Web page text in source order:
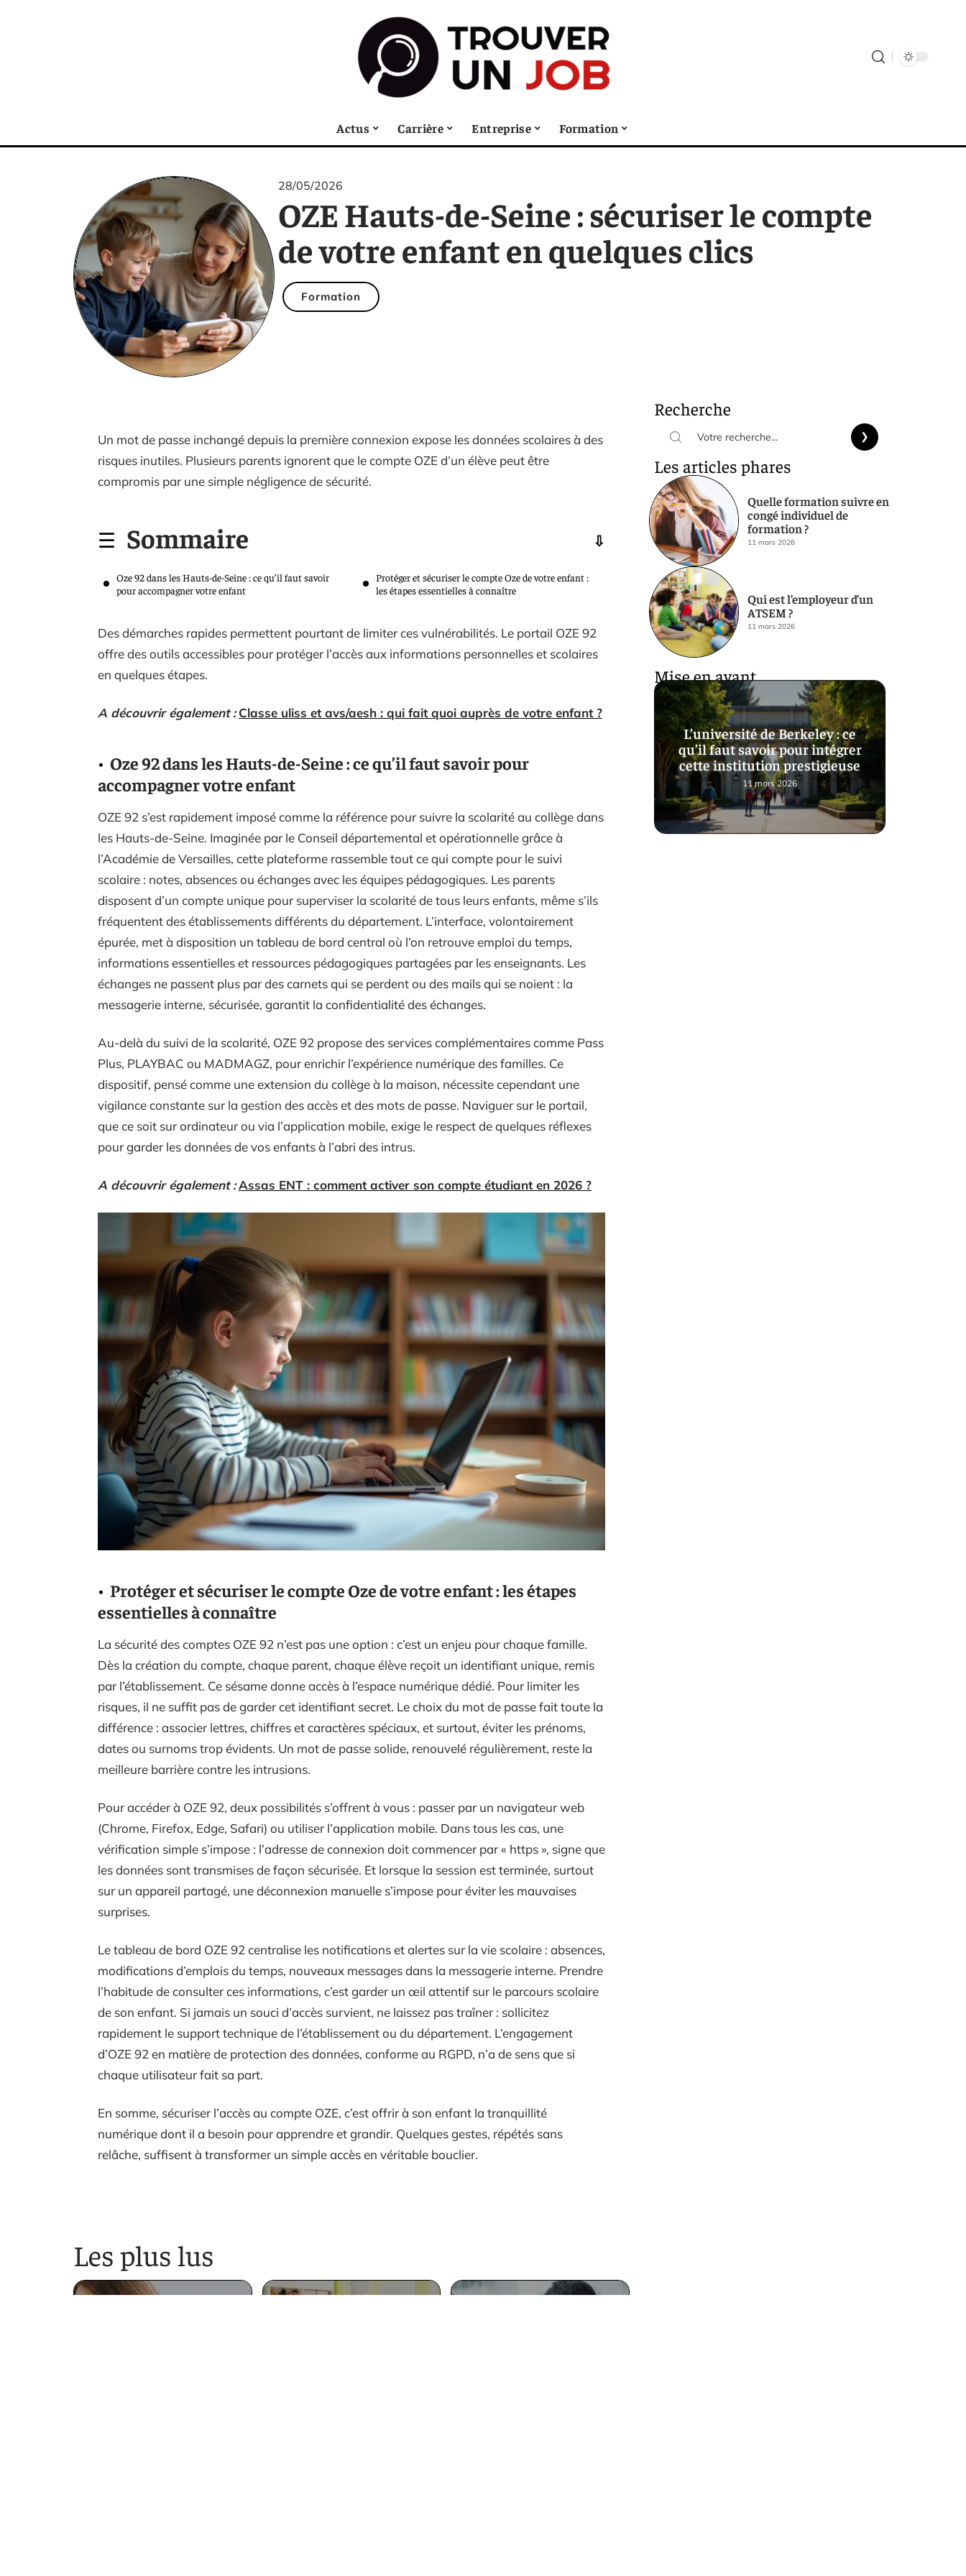
Actus Carrière Entreprise Formation
28/05/2026
OZE Hauts-de-Seine : sécuriser le compte
de votre enfant en quelques clics
Formation
Un mot de passe inchangé depuis la première connexion expose les données scolaires à des
risques inutiles. Plusieurs parents ignorent que le compte OZE d’un élève peut être
compromis par une simple négligence de sécurité.
Sommaire
Oze 92 dans les Hauts-de-Seine : ce qu’il faut savoir
pour accompagner votre enfant
Protéger et sécuriser le compte Oze de votre enfant :
les étapes essentielles à connaître
Des démarches rapides permettent pourtant de limiter ces vulnérabilités. Le portail OZE 92
offre des outils accessibles pour protéger l’accès aux informations personnelles et scolaires
en quelques étapes.
A découvrir également : Classe uliss et avs/aesh : qui fait quoi auprès de votre enfant ?
Oze 92 dans les Hauts-de-Seine : ce qu’il faut savoir pour
accompagner votre enfant
OZE 92 s’est rapidement imposé comme la référence pour suivre la scolarité au collège dans
les Hauts-de-Seine. Imaginée par le Conseil départemental et opérationnelle grâce à
l’Académie de Versailles, cette plateforme rassemble tout ce qui compte pour le suivi
scolaire : notes, absences ou échanges avec les équipes pédagogiques. Les parents
disposent d’un compte unique pour superviser la scolarité de tous leurs enfants, même s’ils
fréquentent des établissements différents du département. L’interface, volontairement
épurée, met à disposition un tableau de bord central où l’on retrouve emploi du temps,
informations essentielles et ressources pédagogiques partagées par les enseignants. Les
échanges ne passent plus par des carnets qui se perdent ou des mails qui se noient : la
messagerie interne, sécurisée, garantit la confidentialité des échanges.
Au-delà du suivi de la scolarité, OZE 92 propose des services complémentaires comme Pass
Plus, PLAYBAC ou MADMAGZ, pour enrichir l’expérience numérique des familles. Ce
dispositif, pensé comme une extension du collège à la maison, nécessite cependant une
vigilance constante sur la gestion des accès et des mots de passe. Naviguer sur le portail,
que ce soit sur ordinateur ou via l’application mobile, exige le respect de quelques réflexes
pour garder les données de vos enfants à l’abri des intrus.
A découvrir également :Assas ENT : comment activer son compte étudiant en 2026 ?
Protéger et sécuriser le compte Oze de votre enfant : les étapes
essentielles à connaître
La sécurité des comptes OZE 92 n’est pas une option : c’est un enjeu pour chaque famille.
Dès la création du compte, chaque parent, chaque élève reçoit un identifiant unique, remis
par l’établissement. Ce sésame donne accès à l’espace numérique dédié. Pour limiter les
risques, il ne suffit pas de garder cet identifiant secret. Le choix du mot de passe fait toute la
différence : associer lettres, chiffres et caractères spéciaux, et surtout, éviter les prénoms,
dates ou surnoms trop évidents. Un mot de passe solide, renouvelé régulièrement, reste la
meilleure barrière contre les intrusions.
Pour accéder à OZE 92, deux possibilités s’offrent à vous : passer par un navigateur web
(Chrome, Firefox, Edge, Safari) ou utiliser l’application mobile. Dans tous les cas, une
vérification simple s’impose : l’adresse de connexion doit commencer par « https », signe que
les données sont transmises de façon sécurisée. Et lorsque la session est terminée, surtout
sur un appareil partagé, une déconnexion manuelle s’impose pour éviter les mauvaises
surprises.
Le tableau de bord OZE 92 centralise les notifications et alertes sur la vie scolaire : absences,
modifications d’emplois du temps, nouveaux messages dans la messagerie interne. Prendre
l’habitude de consulter ces informations, c’est garder un œil attentif sur le parcours scolaire
de son enfant. Si jamais un souci d’accès survient, ne laissez pas traîner : sollicitez
rapidement le support technique de l’établissement ou du département. L’engagement
d’OZE 92 en matière de protection des données, conforme au RGPD, n’a de sens que si
chaque utilisateur fait sa part.
En somme, sécuriser l’accès au compte OZE, c’est offrir à son enfant la tranquillité
numérique dont il a besoin pour apprendre et grandir. Quelques gestes, répétés sans
relâche, suffisent à transformer un simple accès en véritable bouclier.
Les plus lus
Recherche
Les articles phares
Quelle formation suivre en
congé individuel de
formation ?
11 mars 2026
Qui est l’employeur d’un
ATSEM ?
11 mars 2026
Mise en avant
L’université de Berkeley : ce
qu’il faut savoir pour intégrer
cette institution prestigieuse
11 mars 2026